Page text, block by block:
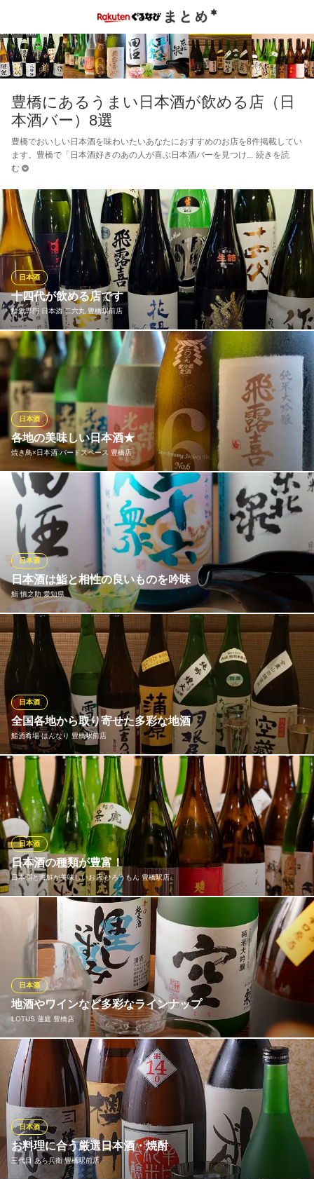
豊橋にあるうまい日本酒が飲める店（日
本酒バー）8選
豊橋でおいしい日本酒を味わいたいあなたにおすすめのお店を8件掲載してい
ます。豊橋で「日本酒好きのあの人が喜ぶ日本酒バーを見つけ
続きを読
む
十四代が飲める店です
鮮魚専門 日本酒 二六丸 豊橋駅前店
日本酒
飲み放題は全40種！また厳選された日本酒が10種付き！日本酒好
き・会社宴会に超オススメ！日本酒と海鮮の相性◎クーポン値引
きでお得に！飲み放題付きコースは当店自慢の朝採れ鮮魚入り！
鮮魚専門 日本酒 二六丸 豊橋駅前店
名物はお刺身の船盛り
ＪＲ豊橋駅 徒歩3分
愛知県豊橋市駅前大通1-55 COCOLAFRONT1F
各地の美味しい日本酒★
焼き鳥×日本酒 バードスペース 豊橋店
日本酒
地元 豊橋のお酒から各地の厳選したお酒を揃えております。 焼き
鳥との相性も抜群です。
焼き鳥×日本酒 バードスペース 豊橋店
豊橋 駅前 宴会 焼鳥
ＪＲ豊橋駅 徒歩2分
愛知県豊橋市白河町34 1F
日本酒は鮨と相性の良いものを吟味
鮨 慎之助 愛知県
日本酒
店主が腕によりをかけた鮨の味わいを一層際立たせるのは選りす
ぐりの日本酒。鮨との相性を考えて選びました。冷酒は大将がお
すすめする一杯もご用意。時期によっては熱燗のふぐひれ酒もご
ざいます。
鮨 慎之助 愛知県
新鮮なネタを使った鮨
豊鉄渥美線高師駅 徒歩27分
愛知県豊橋市大山町字上青尻18-1
全国各地から取り寄せた多彩な地酒
鮨酒肴場 はんなり 豊橋駅前店
日本酒
日本全国各地から選りすぐりの日本酒・地酒を厳選して取り揃え
ております。また、日本酒本来の香りや旨みをじっくりと味わっ
てお愉しみいただくために、当店では「シャンパングラス」にこ
だわってご提供いたします。「何度でもまた飲みたくなる！」そ
んな想いを込めた一滴をご用意して皆様のご来店をお待ちしてお
ります。
鮨酒肴場 はんなり 豊橋駅前店
創作和食 寿司
ＪＲ豊橋駅 徒歩1分
愛知県豊橋市駅前大通1-135 ココラアベニュー1F
日本酒の種類が豊富！
日本酒と海鮮が美味しいお店 ひろうもん 豊橋駅店
日本酒
日本酒の種類が豊富！美味しい日本酒を常に探して仕入れており
ます♪居酒屋で欠かせない鮮魚・鍋など居酒屋メニューも豊富です
♪様々なシーンで利用出来ますように新鮮な食材を生かした創作料
理が豊富に揃っております。
日本酒と海鮮が美味しいお店 ひろうもん 豊橋駅店
豊橋 海鮮 居酒屋
豊鉄市内線駅前大通駅 徒歩3分
愛知県豊橋市広小路1-18 ユメックスビル2F
地酒やワインなど多彩なラインナップ
LOTUS 蓮庭 豊橋店
日本酒
当店では特に日本酒やワインの品揃えにこだわっており、随時入
荷も変わります。有名な銘柄ではなくても、各地にある多数の銘
柄の中から厳選したお酒をご用意しております。「ほしいずみ」
や「蓬莱泉・空」は出張者や観光でお越しのお客様にもおすすめ
したい愛知県の銘酒です。
LOTUS 蓮庭 豊橋店
豊橋の和食個室居酒屋
お料理に合う厳選日本酒・焼酎
三代目 あら兵衛 豊橋駅前店
日本酒